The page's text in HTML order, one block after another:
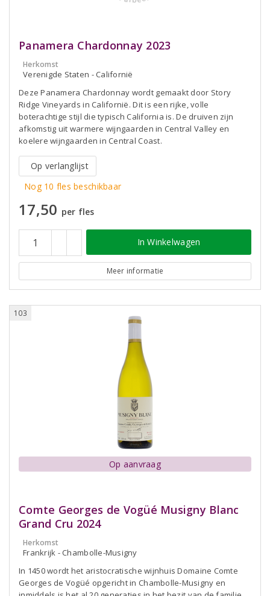
Panamera Chardonnay 2023
Herkomst
Verenigde Staten - Californië
Deze Panamera Chardonnay wordt gemaakt door Story
Ridge Vineyards in Californië. Dit is een rijke, volle
boterachtige stijl die typisch California is. De druiven zijn
afkomstig uit warmere wijngaarden in Central Valley en
koelere wijngaarden in Central Coast.
Op verlanglijst
Nog 10 fles beschikbaar
17,50 per fles
In Winkelwagen
Meer informatie
103
Op aanvraag
Comte Georges de Vogüé Musigny Blanc
Grand Cru 2024
Herkomst
Frankrijk - Chambolle-Musigny
In 1450 wordt het aristocratische wijnhuis Domaine Comte
Georges de Vogüé opgericht in Chambolle-Musigny en